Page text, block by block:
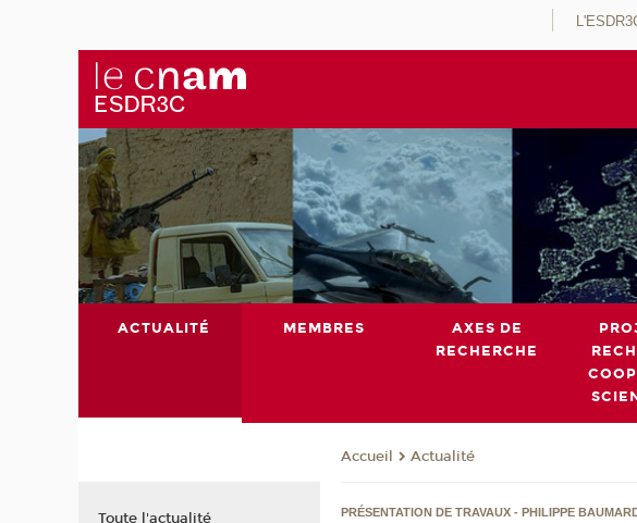
ACTUALITÉ MEMBRES
AXES DE
RECHERCHE
Accueil Actualité
PRÉSENTATION DE TRAVAUX - PHILIPPE
Toute l'actualité